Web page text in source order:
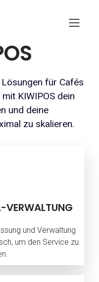
für Cafés
KIWIPOS dein
und deine
zu skalieren.
VERWALTUNG
und Verwaltung
um den Service zu